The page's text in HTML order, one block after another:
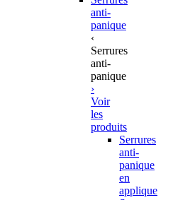
anti-
panique
‹
Serrures
anti-
panique
›
Voir
les
produits
Serrures
anti-
panique
en
applique